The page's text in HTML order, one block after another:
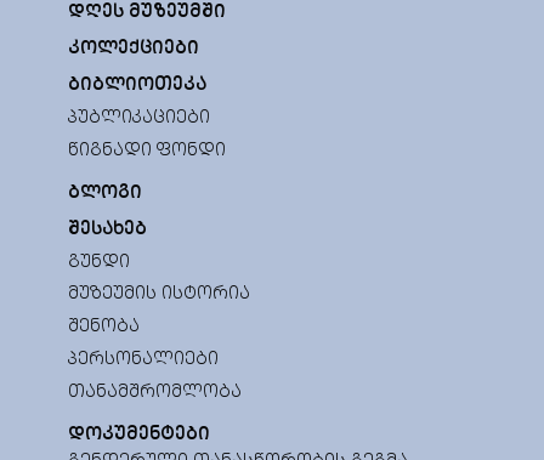
ᲓᲦᲔᲡ ᲛᲣᲖᲔᲣᲛᲨᲘ
ᲙᲝᲚᲔᲥᲪᲘᲔᲑᲘ
ᲑᲘᲑᲚᲘᲝᲗᲔᲙᲐ
ᲞᲣᲑᲚᲘᲙᲐᲪᲘᲔᲑᲘ
ᲬᲘᲒᲜᲐᲓᲘ ᲤᲝᲜᲓᲘ
ᲑᲚᲝᲒᲘ
ᲨᲔᲡᲐᲮᲔᲑ
ᲒᲣᲜᲓᲘ
ᲛᲣᲖᲔᲣᲛᲘᲡ ᲘᲡᲢᲝᲠᲘᲐ
ᲨᲔᲜᲝᲑᲐ
ᲞᲔᲠᲡᲝᲜᲐᲚᲘᲔᲑᲘ
ᲗᲐᲜᲐᲛᲨᲠᲝᲛᲚᲝᲑᲐ
ᲓᲝᲙᲣᲛᲔᲜᲢᲔᲑᲘ